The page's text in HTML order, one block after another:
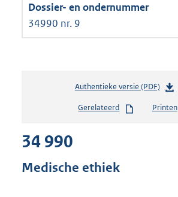
34990 nr. 9
Authentieke versie (PDF)b
s
Gerelateerd Printen
34 990
Medische ethiek